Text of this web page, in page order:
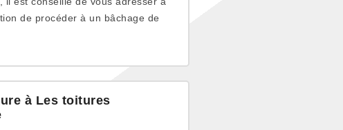
de procéder à un bâchage de
à Les toitures